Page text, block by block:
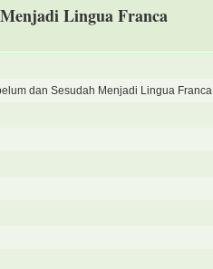
Lingua Franca
dan Sesudah Menjadi Lingua Franca